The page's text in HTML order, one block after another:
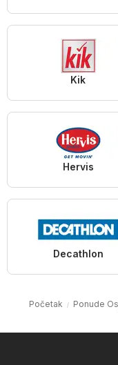
Kik
Hervis
Decathlon
Početak Ponude